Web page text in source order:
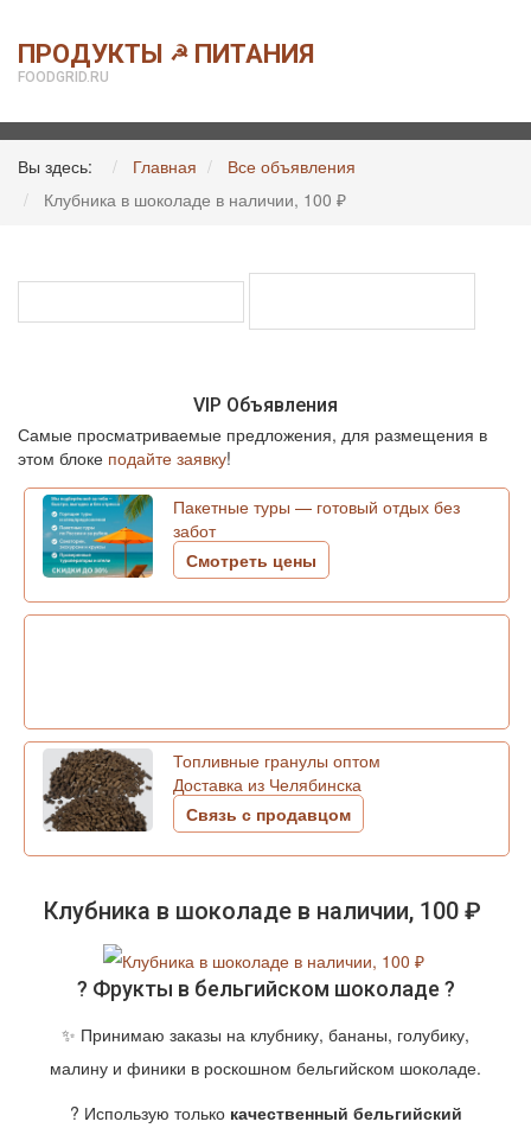
ПРОДУКТЫ ☭ ПИТАНИЯ
FOODGRID.RU
Вы здесь: Главная
Все объявления
Клубника в шоколаде в наличии, 100 ₽
VIP Объявления
Самые просматриваемые предложения, для размещения в
этом блоке подайте заявку!
Пакетные туры — готовый отдых без
забот
Смотреть цены
Топливные гранулы оптом
Доставка из Челябинска
Связь с продавцом
Клубника в шоколаде в наличии, 100 ₽
? Фрукты в бельгийском шоколаде ?
✨ Принимаю заказы на клубнику, бананы, голубику,
малину и финики в роскошном бельгийском шоколаде.
? Использую только качественный бельгийский